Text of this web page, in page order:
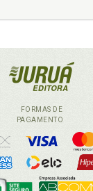
FORMAS DE
PAGAMENTO